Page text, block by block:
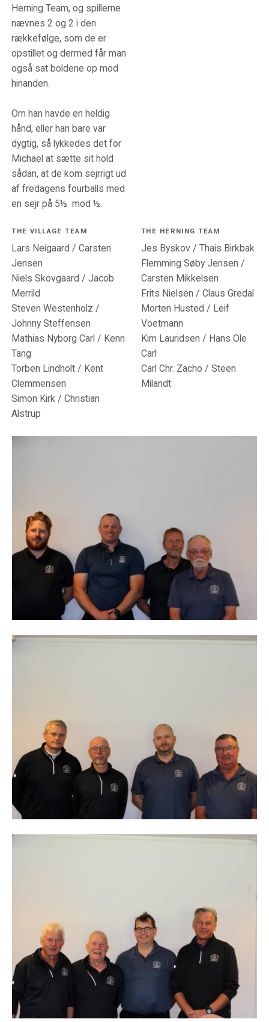
Herning Team, og spillerne
nævnes 2 og 2 i den
rækkefølge, som de er
opstillet og dermed får man
også sat boldene op mod
hinanden.
Om han havde en heldig
hånd, eller han bare var
dygtig, så lykkedes det for
Michael at sætte sit hold
sådan, at de kom sejrrigt ud
af fredagens fourballs med
en sejr på 5½ mod ½.
THE VILLAGE TEAM
Lars Neigaard / Carsten
Jensen
Niels Skovgaard / Jacob
Merrild
Steven Westenholz /
Johnny Steffensen
Mathias Nyborg Carl / Kenn
Tang
Torben Lindholt / Kent
Clemmensen
Simon Kirk / Christian
Alstrup
THE HERNING TEAM
Jes Byskov / Thais Birkbak
Flemming Søby Jensen /
Carsten Mikkelsen
Frits Nielsen / Claus Gredal
Morten Husted / Leif
Voetmann
Kim Lauridsen / Hans Ole
Carl
Carl Chr. Zacho / Steen
Milandt